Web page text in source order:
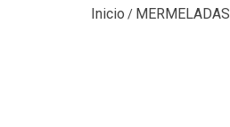
Inicio / MERMELADAS